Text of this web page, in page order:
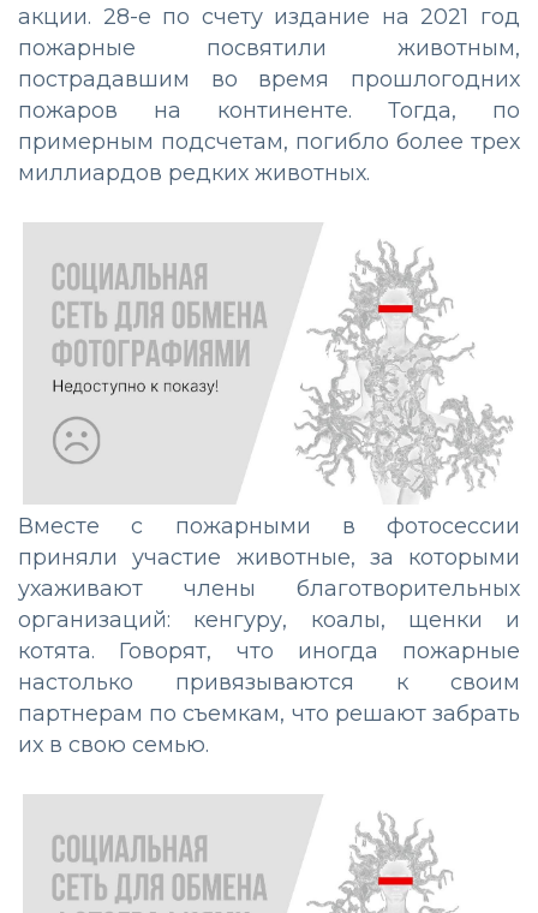
акции. 28-е по счету издание на 2021 год
пожарные посвятили животным,
пострадавшим во время прошлогодних
пожаров на континенте. Тогда, по
примерным подсчетам, погибло более трех
миллиардов редких животных.
Вместе с пожарными в фотосессии
приняли участие животные, за которыми
ухаживают члены благотворительных
организаций: кенгуру, коалы, щенки и
котята. Говорят, что иногда пожарные
настолько привязываются к своим
партнерам по съемкам, что решают забрать
их в свою семью.